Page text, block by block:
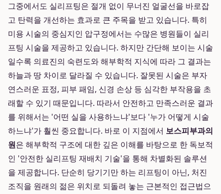
그중에서도 실리프팅은 절개 없이 무너진 얼굴선을 바로잡
고 탄력을 개선하는 효과로 큰 주목을 받고 있습니다. 특히
미용 시술의 중심지인 압구정에서는 수많은 병원들이 실리
프팅 시술을 제공하고 있습니다. 하지만 간단해 보이는 시술
일수록 의료진의 숙련도와 해부학적 지식에 따라 그 결과는
하늘과 땅 차이로 달라질 수 있습니다. 잘못된 시술은 부자
연스러운 표정, 피부 패임, 신경 손상 등 심각한 부작용을 초
래할 수 있기 때문입니다. 따라서 안전하고 만족스러운 결과
를 위해서는 '어떤 실을 사용하느냐'보다 '누가 어떻게 시술
하느냐'가 훨씬 중요합니다. 바로 이 지점에서 보스피부과의
원은 해부학적 구조에 대한 깊은 이해를 바탕으로 한 독보적
인 '안전한 실리프팅 재배치 기술'을 통해 차별화된 솔루션
을 제공합니다. 단순히 당기기만 하는 리프팅이 아닌, 처진
조직을 원래의 젊은 위치로 되돌려 놓는 근본적인 접근법으